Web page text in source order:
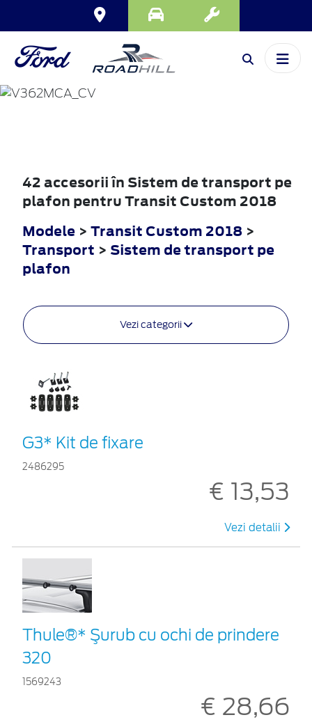
TRANSIT
CUSTOM
42 accesorii în Sistem de transport pe
plafon pentru Transit Custom 2018
Modele > Transit Custom 2018 >
Transport > Sistem de transport pe
plafon
Vezi categorii
G3* Kit de fixare
2486295
€ 13,53
Vezi detalii
Thule®* Şurub cu ochi de prindere
320
1569243
€ 28,66